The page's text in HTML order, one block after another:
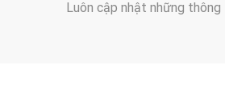
Luôn cập nhật những